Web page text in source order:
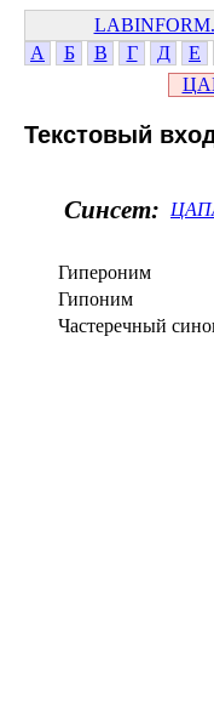
А
Б В Г Д Е
Текстовый
Синсет:
Гипероним
Гипоним
Частеречный